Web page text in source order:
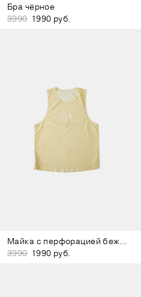
Бра чёрное
3990 1990 руб.
Майка с перфорацией бежевая
3990 1990 руб.